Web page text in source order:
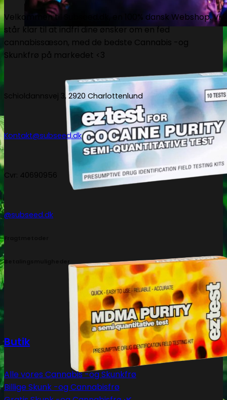
Velkommen til Subseed.dk, en 100% dansk Webshop. Vi
står klar til at indfri dine ønsker om en fed
cannabissæson, med de bedste Cannabis -og
Skunkfrø på markedet <3
Schioldannsvej 3, 2920 Charlottenlund
Kontakt@subseed.dk
Cvr: 40690956
@subseed.dk
Butik
Alle vores Cannabis -og Skunkfrø
Billige Skunk -og Cannabisfrø